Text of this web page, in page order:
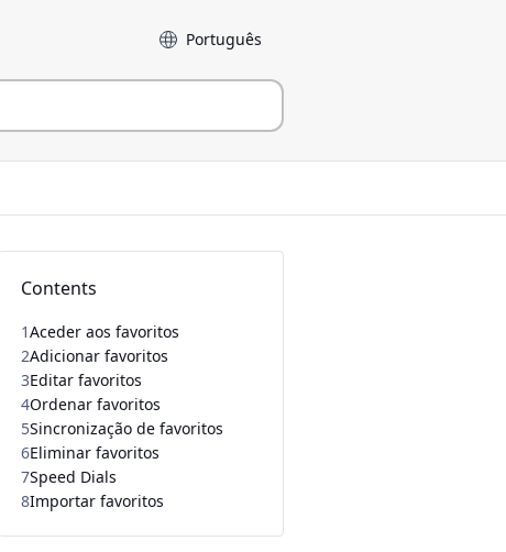
Idioma
Contents
1Aceder aos favoritos
2Adicionar favoritos
3Editar favoritos
4Ordenar favoritos
5Sincronização de favoritos
6Eliminar favoritos
7Speed Dials
8Importar favoritos